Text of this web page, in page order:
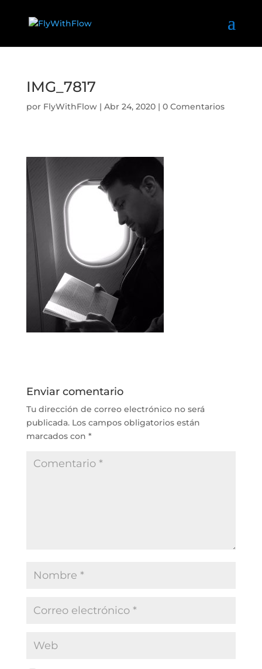
IMG_7817
por FlyWithFlow| Abr 24, 2020| 0 Comentarios
Enviar comentario
Tu dirección de correo electrónico no será
publicada. Los campos obligatorios están
marcados con *